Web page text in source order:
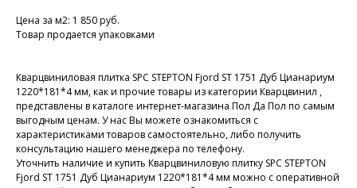
Цена за м2: 1 850 руб.
Товар продается упаковками
Кварцвиниловая плитка SPC STEPTON Fjord ST 1751 Дуб Цианариум
1220*181*4 мм, как и прочие товары из категории Кварцвинил ,
представлены в каталоге интернет-магазина Пол Да Пол по самым
выгодным ценам. У нас Вы можете ознакомиться с
характеристиками товаров самостоятельно, либо получить
консультацию нашего менеджера по телефону.
Уточнить наличие и купить Кварцвиниловую плитку SPC STEPTON
Fjord ST 1751 Дуб Цианариум 1220*181*4 мм можно с оперативной